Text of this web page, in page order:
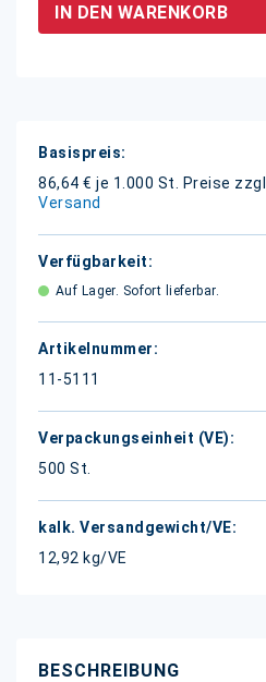
IN DEN WARENKORB
Weitere
Informationen
86,64 € je 1.000 St.
Preise
Versand
Auf Lager. Sofort lieferbar.
11-5111
500 St.
12,92 kg/VE
BESCHREIBUNG